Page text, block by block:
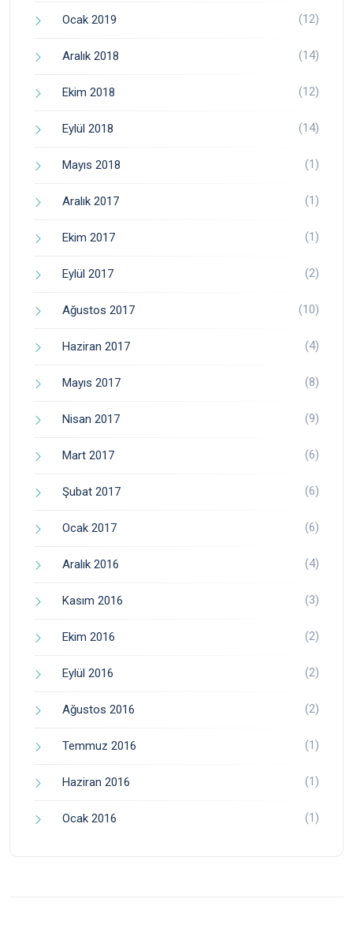
Ocak 2019 (12)
Aralık 2018 (14)
Ekim 2018 (12)
Eylül 2018 (14)
Mayıs 2018 (1)
Aralık 2017 (1)
Ekim 2017 (1)
Eylül 2017 (2)
Ağustos 2017 (10)
Haziran 2017 (4)
Mayıs 2017 (8)
Nisan 2017 (9)
Mart 2017 (6)
Şubat 2017 (6)
Ocak 2017 (6)
Aralık 2016 (4)
Kasım 2016 (3)
Ekim 2016 (2)
Eylül 2016 (2)
Ağustos 2016 (2)
Temmuz 2016 (1)
Haziran 2016 (1)
Ocak 2016 (1)